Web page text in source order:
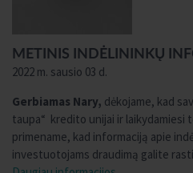
METINIS INDĖLININKŲ
2022 m. sausio 03 d.
Gerbiamas Nary, dėkojame, kad
taupa“ kredito unijai ir laikydamiesi
primename, kad informaciją apie
investuotojams draudimą galite rasti